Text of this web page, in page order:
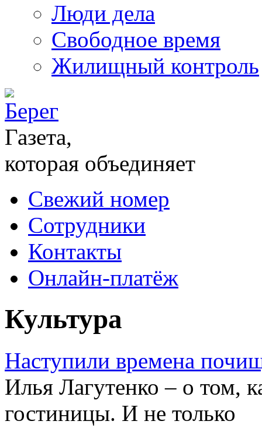
Люди дела
Свободное время
Жилищный контроль
Газета,
которая объединяет
Свежий номер
Сотрудники
Контакты
Онлайн-платёж
Культура
Наступили времена
Илья Лагутенко – о том,
гостиницы. И не только